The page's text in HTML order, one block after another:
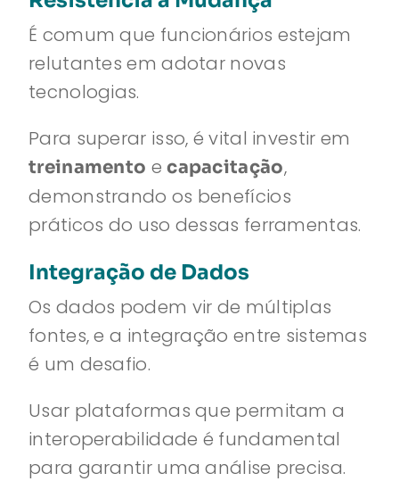
É comum que funcionários estejam
relutantes em adotar novas
tecnologias.
Para superar isso, é vital investir em
treinamento ecapacitação,
demonstrando os benefícios
práticos do uso dessas ferramentas.
Integração de Dados
Os dados podem vir de múltiplas
fontes, e a integração entre sistemas
é um desafio.
Usar plataformas que permitam a
interoperabilidade é fundamental
para garantir uma análise precisa.